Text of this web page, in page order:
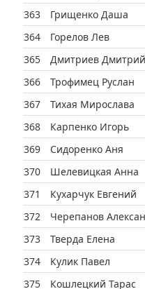
363
Грищенко Даша
364
Горелов Лев
365
Дмитриев Дмитрий
366
Трофимец Руслан
367
Тихая Мирослава
368
Карпенко Игорь
369
Сидоренко Аня
370
Шелевицкая Анна
371
Кухарчук Евгений
372
Черепанов
373
Тверда Елена
374
Кулик Павел
375
Кошлецкий Тарас